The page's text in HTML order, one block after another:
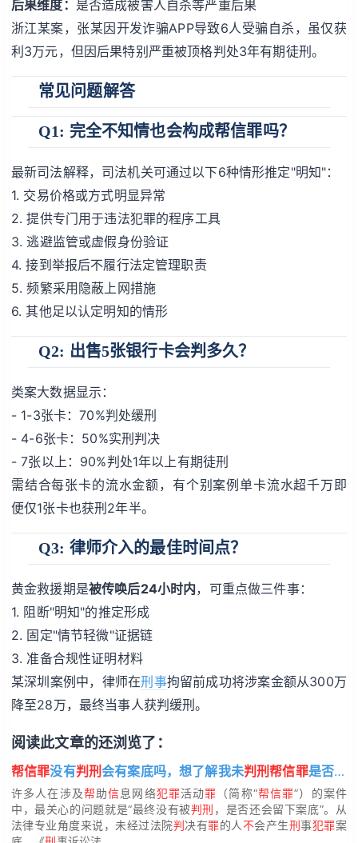
后果维度： 是否造成被害人自杀等严重后果
浙江某案，张某因开发诈骗APP导致6人受骗自杀，虽仅获
利3万元，但因后果特别严重被顶格判处3年有期徒刑。
常见问题解答
Q1: 完全不知情也会构成帮信罪吗？
最新司法解释，司法机关可通过以下6种情形推定"明知"：
1. 交易价格或方式明显异常
2. 提供专门用于违法犯罪的程序工具
3. 逃避监管或虚假身份验证
4. 接到举报后不履行法定管理职责
5. 频繁采用隐蔽上网措施
6. 其他足以认定明知的情形
Q2: 出售5张银行卡会判多久？
类案大数据显示：
- 1-3张卡：70%判处缓刑
- 4-6张卡：50%实刑判决
- 7张以上：90%判处1年以上有期徒刑
需结合每张卡的流水金额，有个别案例单卡流水超千万即
便仅1张卡也获刑2年半。
Q3: 律师介入的最佳时间点？
黄金救援期是被传唤后24小时内，可重点做三件事：
1. 阻断"明知"的推定形成
2. 固定"情节轻微"证据链
3. 准备合规性证明材料
某深圳案例中，律师在刑事拘留前成功将涉案金额从300万
降至28万，最终当事人获判缓刑。
阅读此文章的还浏览了：
帮信罪没有判刑会有案底吗，想了解我未判刑帮信罪是否有案底？
许多人在涉及帮助信息网络犯罪活动罪 （简称“帮信罪”）的案件
中，最关心的问题就是“最终没有被判刑 ，是否还会留下案底”。从
法律专业角度来说，未经过法院判决有罪的人不会产生刑事犯罪案